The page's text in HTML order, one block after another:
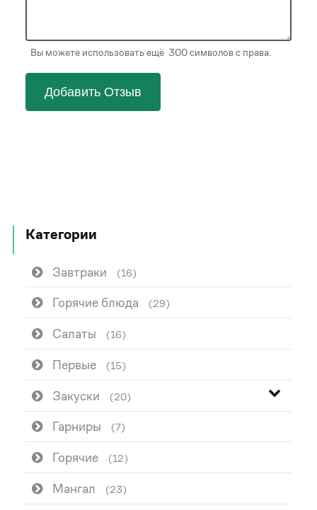
Вы можете использовать ещё 300 символов с права.
Добавить Отзыв
Категории
Завтраки (16)
Горячие блюда (29)
Салаты (16)
Первые (15)
Закуски (20)
Гарниры (7)
Горячие (12)
Мангал (23)